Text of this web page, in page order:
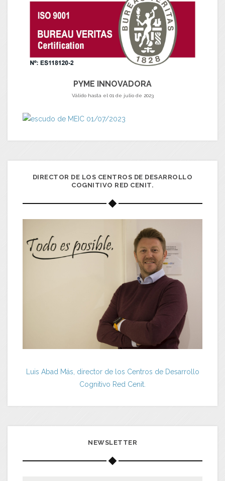
PYME INNOVADORA
Válido hasta el 01 de julio de 2023
DIRECTOR DE LOS CENTROS DE DESARROLLO
COGNITIVO RED CENIT.
Luis Abad Más, director de los Centros de Desarrollo
Cognitivo Red Cenit.
NEWSLETTER